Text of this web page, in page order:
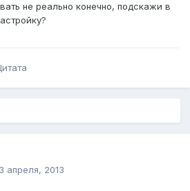
не реально конечно, подскажи в
апреля, 2013